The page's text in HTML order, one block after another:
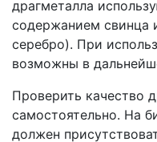
драгметалла
содержанием свинца
серебро). При
возможны в
Проверить качество
самостоятельно. На
должен